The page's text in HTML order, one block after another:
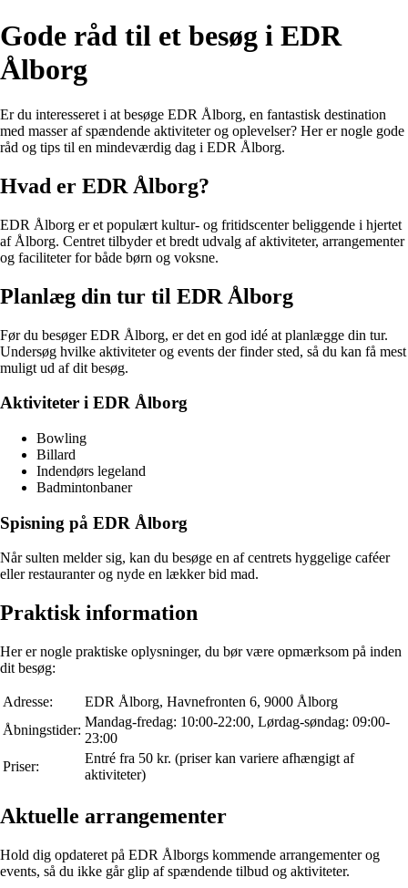
Gode råd til et besøg i EDR
Ålborg
Er du interesseret i at besøge EDR Ålborg, en fantastisk destination
med masser af spændende aktiviteter og oplevelser? Her er nogle gode
råd og tips til en mindeværdig dag i EDR Ålborg.
Hvad er EDR Ålborg?
EDR Ålborg er et populært kultur- og fritidscenter beliggende i hjertet
af Ålborg. Centret tilbyder et bredt udvalg af aktiviteter, arrangementer
og faciliteter for både børn og voksne.
Planlæg din tur til EDR Ålborg
Før du besøger EDR Ålborg, er det en god idé at planlægge din tur.
Undersøg hvilke aktiviteter og events der finder sted, så du kan få mest
muligt ud af dit besøg.
Aktiviteter i EDR Ålborg
Bowling
Billard
Indendørs legeland
Badmintonbaner
Spisning på EDR Ålborg
Når sulten melder sig, kan du besøge en af centrets hyggelige caféer
eller restauranter og nyde en lækker bid mad.
Praktisk information
Her er nogle praktiske oplysninger, du bør være opmærksom på inden
dit besøg:
Adresse:
EDR Ålborg, Havnefronten 6, 9000 Ålborg
Åbningstider:
Mandag-fredag: 10:00-22:00, Lørdag-søndag: 09:00-
23:00
Priser:
Entré fra 50 kr. (priser kan variere afhængigt af
aktiviteter)
Aktuelle arrangementer
Hold dig opdateret på EDR Ålborgs kommende arrangementer og
events, så du ikke går glip af spændende tilbud og aktiviteter.